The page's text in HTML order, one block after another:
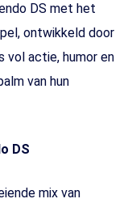
DS met het
ontwikkeld door
vol actie, humor en
van hun
DS
mix van